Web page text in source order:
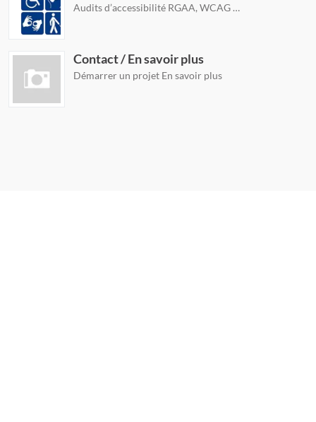
Audits d’accessibilité RGAA, WCAG …
Contact / En savoir plus
Démarrer un projet En savoir plus